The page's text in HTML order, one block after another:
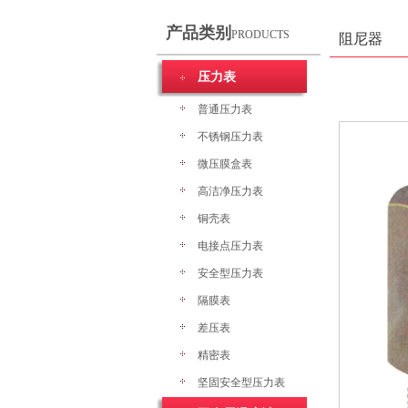
产品类别 PRODUCTS
压力表
普通压力表
不锈钢压力表
微压膜盒表
高洁净压力表
铜壳表
电接点压力表
安全型压力表
隔膜表
差压表
精密表
坚固安全型压力表
阻尼器